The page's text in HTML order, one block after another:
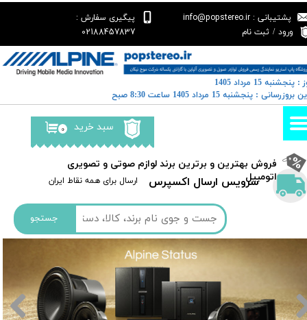
جستجو
سرویس ارسال اکسپرس ​​ارسال برای همه نقاط ایران
پشتیبانی : info@popstereo.ir
پیگیری سفارش :
02188457837
ورود / ثبت نام
حساب کاربری من
تغییر گذر واژه
سفارشات
خروج از حساب کاربری
۰ سبد خرید
​فروش بهترین و برترین برند لوازم صوتی و تصویری
اتومبیل​​​​​​​
15 مرداد 1405
: پنجشنبه 15 مرداد 1405 ساعت 8:30 صبح